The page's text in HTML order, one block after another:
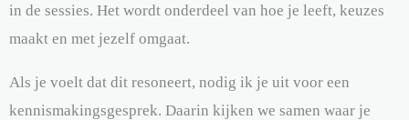
in de sessies. Het wordt onderdeel van hoe je leeft, keuzes
maakt en met jezelf omgaat.
Als je voelt dat dit resoneert, nodig ik je uit voor een
kennismakingsgesprek. Daarin kijken we samen waar je